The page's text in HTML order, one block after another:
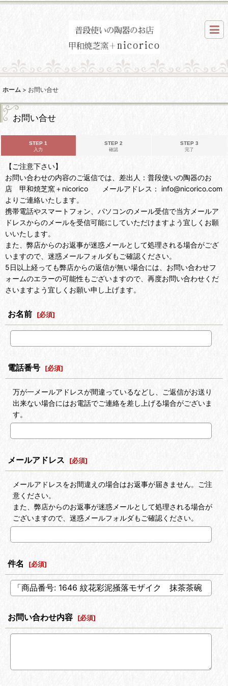
ホーム > お問い合せ
お問い合せ
STEP 1
入力
STEP 2
確認
STEP 3
完了
【ご注意下さい】
お問い合わせの内容のご返信では、差出人：普段使いの陶器のお
店 甲和焼芝窯＋nicorico メールアドレス： info@nicorico.com
よりご連絡いたします。
携帯電話やスマートフォン、パソコンのメール受信で当方メールア
ドレスからのメールを受信可能にしていただけますよう宜しくお願
いいたします。
また、弊店からのお返事が迷惑メールとして処理される場合がござ
いますので、迷惑メールフォルダもご確認ください。
5日以上経っても弊店からの返信が無い場合には、お問い合わせフ
ォームのエラーの可能性もございますので、再度お問い合わせくだ
さいますよう宜しくお願い申し上げます。
お名前 [必須]
電話番号 [必須]
万が一メールアドレスが間違っているなどし、ご返信がお送り
出来ない場合にはお電話でご連絡を差し上げる場合がございま
す。
メールアドレス [必須]
メールアドレスをお間違えの場合はお返事が届きません。ご注
意ください。
また、弊店からのお返事が迷惑メールとして処理される場合が
ございますので、迷惑メールフォルダもご確認ください。
件名 [必須]
お問い合わせ内容 [必須]